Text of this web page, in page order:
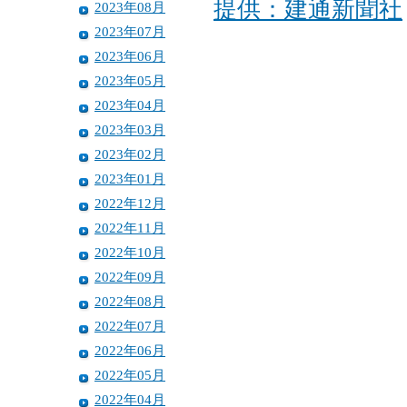
2023年08月
2023年07月
2023年06月
2023年05月
2023年04月
2023年03月
2023年02月
2023年01月
2022年12月
2022年11月
2022年10月
2022年09月
2022年08月
2022年07月
2022年06月
2022年05月
2022年04月
提供：建通新聞社